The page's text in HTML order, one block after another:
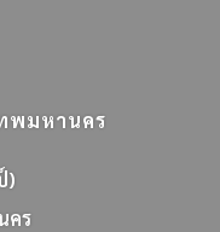
พมหานคร
)
คร